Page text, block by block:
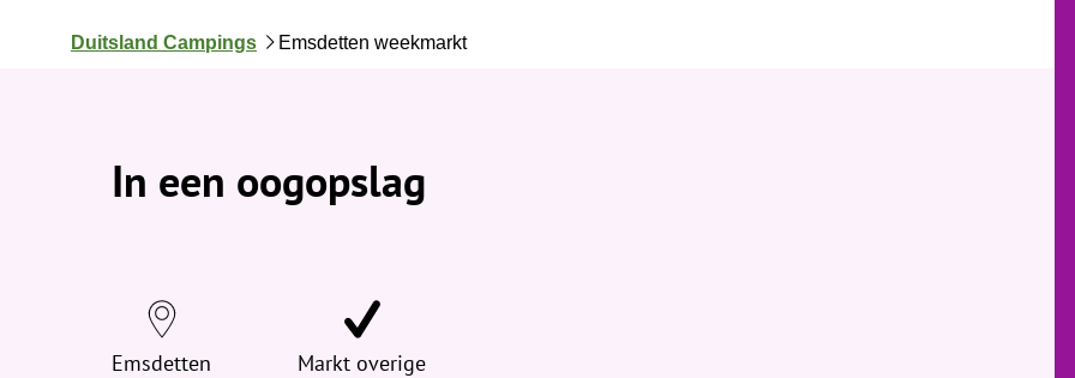
J
Duitsland Campings Emsdetten weekmarkt
In een oogopslag
Emsdetten Markt overige